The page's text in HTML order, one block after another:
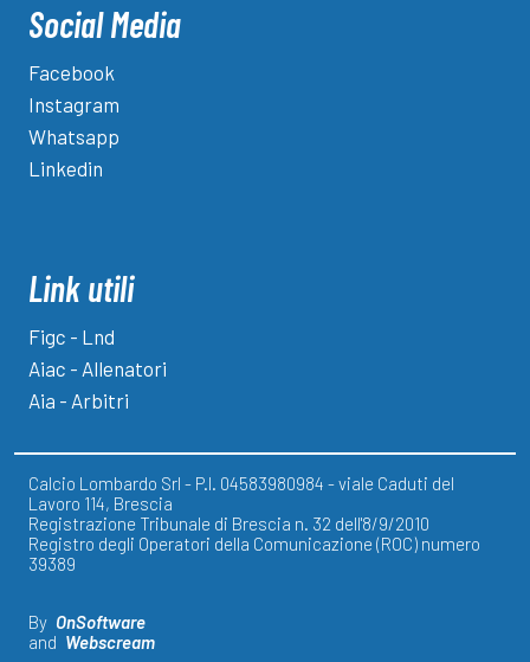
Social Media
Facebook
Instagram
Whatsapp
Linkedin
Link utili
Figc - Lnd
Aiac - Allenatori
Aia - Arbitri
Calcio Lombardo Srl - P.I. 04583980984 - viale Caduti del
Lavoro 114, Brescia
Registrazione Tribunale di Brescia n. 32 dell'8/9/2010
Registro degli Operatori della Comunicazione (ROC) numero
39389
By OnSoftware
and Webscream